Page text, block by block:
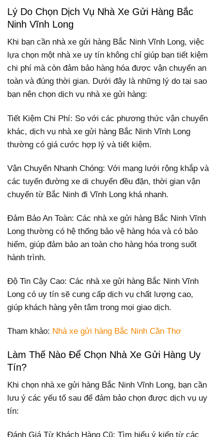
Lý Do Chọn Dịch Vụ Nhà Xe Gửi Hàng Bắc
Ninh Vĩnh Long
Khi bạn cần nhà xe gửi hàng Bắc Ninh Vĩnh Long, việc
lựa chọn một nhà xe uy tín không chỉ giúp bạn tiết kiệm
chi phí mà còn đảm bảo hàng hóa được vận chuyển an
toàn và đúng thời gian. Dưới đây là những lý do tại sao
bạn nên chọn dịch vụ nhà xe gửi hàng:
Tiết Kiệm Chi Phí: So với các phương thức vận chuyển
khác, dịch vụ nhà xe gửi hàng Bắc Ninh Vĩnh Long
thường có giá cước hợp lý và tiết kiệm.
Vận Chuyển Nhanh Chóng: Với mạng lưới rộng khắp và
các tuyến đường xe di chuyển đều đặn, thời gian vận
chuyển từ Bắc Ninh đi Vĩnh Long khá nhanh.
Đảm Bảo An Toàn: Các nhà xe gửi hàng Bắc Ninh Vĩnh
Long thường có hệ thống bảo vệ hàng hóa và có bảo
hiểm, giúp đảm bảo an toàn cho hàng hóa trong suốt
hành trình.
Độ Tin Cậy Cao: Các nhà xe gửi hàng Bắc Ninh Vĩnh
Long có uy tín sẽ cung cấp dịch vụ chất lượng cao,
giúp khách hàng yên tâm trong mọi giao dịch.
Tham khảo: Nhà xe gửi hàng Bắc Ninh Cần Thơ
Làm Thế Nào Để Chọn Nhà Xe Gửi Hàng Uy
Tín?
Khi chọn nhà xe gửi hàng Bắc Ninh Vĩnh Long, bạn cần
lưu ý các yếu tố sau để đảm bảo chọn được dịch vụ uy
tín:
Đánh Giá Từ Khách Hàng Cũ: Tìm hiểu ý kiến từ các